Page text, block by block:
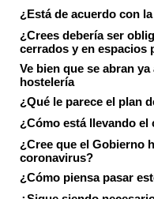
¿Está de acuerdo con
¿Crees debería ser
cerrados y en espacios
Ve bien que se abran
hostelería
¿Qué le parece el plan
¿Cómo está llevando
¿Cree que el Gobierno
coronavirus?
¿Cómo piensa pasar